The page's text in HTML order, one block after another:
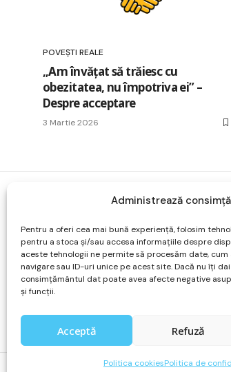
Administrează
Pentru a oferi cea mai bună experiență, folosim
pentru a stoca și/sau accesa informațiile despre
aceste tehnologii ne permite să procesăm date,
navigare sau ID-uri unice pe acest site. Dacă nu îți
consimțământul dat poate avea afecte negative
și funcții.
Acceptă Refuză
Politica cookiesPolitica de
POVEȘTI REALE
„Am învățat să trăiesc cu
obezitatea, nu împotriva ei” –
Despre acceptare
3 Martie 2026
Despre
Forum
Parteneri
Contact